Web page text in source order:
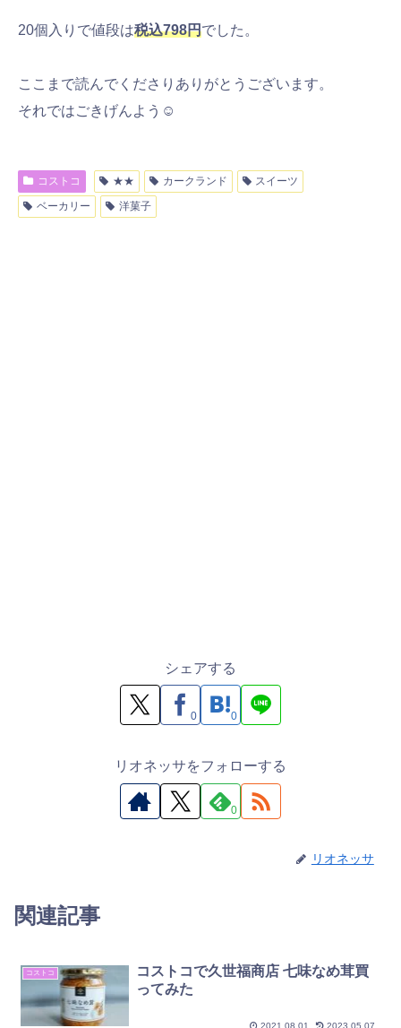
20個入りで値段は税込798円でした。
ここまで読んでくださりありがとうございます。
それではごきげんよう☺
コストコ ★★ カークランド
スイーツ
ベーカリー
洋菓子
シェアする
0 0
リオネッサをフォローする
0
リオネッサ
関連記事
コストコ
コストコで久世福商店 七味なめ茸買
ってみた
2021.08.01 2023.05.07